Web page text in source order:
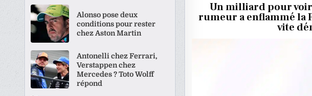
Un milliard pour voir
rumeur a enflammé la
vite
Alonso pose deux
conditions pour rester
chez Aston Martin
Antonelli chez Ferrari,
Verstappen chez
Mercedes ? Toto Wolff
répond